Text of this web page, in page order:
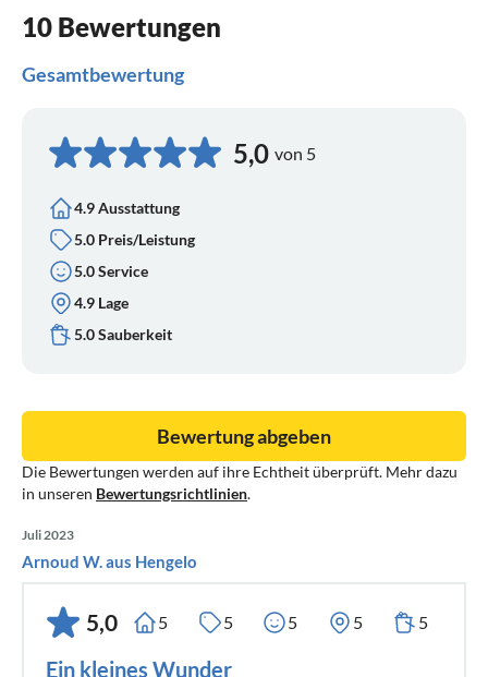
10 Bewertungen
Gesamtbewertung
5,0 von 5
4.9 Ausstattung
5.0 Preis/Leistung
5.0 Service
4.9 Lage
5.0 Sauberkeit
Die Bewertungen werden auf ihre Echtheit überprüft. Mehr dazu
in unseren Bewertungsrichtlinien.
Bewertung abgeben
Juli 2023
Arnoud W. aus Hengelo
5,0 5 5 5 5 5
Ein kleines Wunder